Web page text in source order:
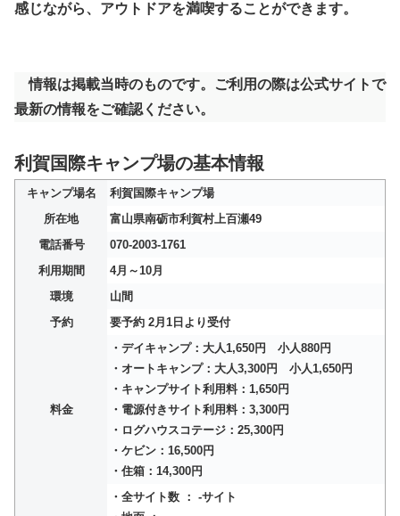
感じながら、アウトドアを満喫することができます。
情報は掲載当時のものです。ご利用の際は公式サイトで
最新の情報をご確認ください。
利賀国際キャンプ場の基本情報
キャンプ場名
利賀国際キャンプ場
所在地
富山県南砺市利賀村上百瀬49
電話番号
070-2003-1761
利用期間
4月～10月
環境
山間
予約
要予約 2月1日より受付
料金
・デイキャンプ：大人1,650円 小人880円
・オートキャンプ：大人3,300円 小人1,650円
・キャンプサイト利用料：1,650円
・電源付きサイト利用料：3,300円
・ログハウスコテージ：25,300円
・ケビン：16,500円
・住箱：14,300円
・全サイト数 ： -サイト